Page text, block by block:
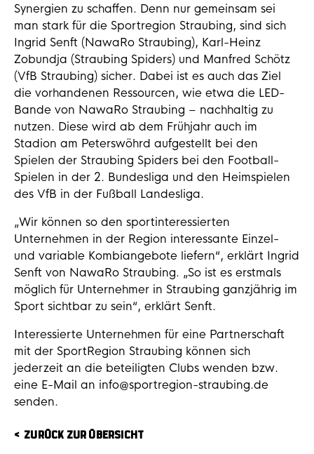
Synergien zu schaffen. Denn nur gemeinsam sei
man stark für die Sportregion Straubing, sind sich
Ingrid Senft (NawaRo Straubing), Karl-Heinz
Zobundja (Straubing Spiders) und Manfred Schötz
(VfB Straubing) sicher. Dabei ist es auch das Ziel
die vorhandenen Ressourcen, wie etwa die LED-
Bande von NawaRo Straubing – nachhaltig zu
nutzen. Diese wird ab dem Frühjahr auch im
Stadion am Peterswöhrd aufgestellt bei den
Spielen der Straubing Spiders bei den Football-
Spielen in der 2. Bundesliga und den Heimspielen
des VfB in der Fußball Landesliga.
„Wir können so den sportinteressierten
Unternehmen in der Region interessante Einzel-
und variable Kombiangebote liefern“, erklärt Ingrid
Senft von NawaRo Straubing. „So ist es erstmals
möglich für Unternehmer in Straubing ganzjährig im
Sport sichtbar zu sein“, erklärt Senft.
Interessierte Unternehmen für eine Partnerschaft
mit der SportRegion Straubing können sich
jederzeit an die beteiligten Clubs wenden bzw.
eine E-Mail an info@sportregion-straubing.de
senden.
ZURÜCK ZUR ÜBERSICHT